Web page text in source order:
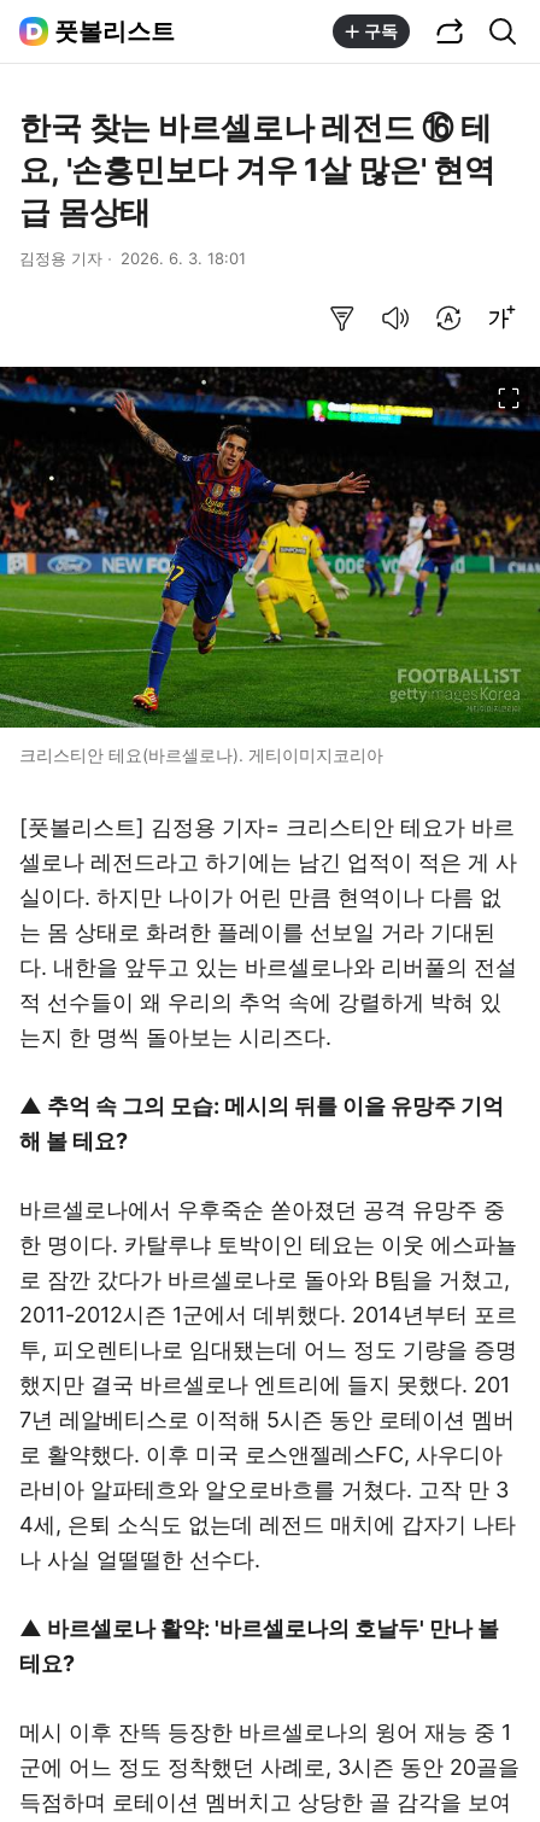
풋볼리스트 구독
한국 찾는 바르셀로나 레전드 ⑯ 테
요, '손흥민보다 겨우 1살 많은' 현역
급 몸상태
김정용 기자 2026. 6. 3. 18:01
크리스티안 테요(바르셀로나). 게티이미지코리아
[풋볼리스트] 김정용 기자= 크리스티안 테요가 바르
셀로나 레전드라고 하기에는 남긴 업적이 적은 게 사
실이다. 하지만 나이가 어린 만큼 현역이나 다름 없
는 몸 상태로 화려한 플레이를 선보일 거라 기대된
다. 내한을 앞두고 있는 바르셀로나와 리버풀의 전설
적 선수들이 왜 우리의 추억 속에 강렬하게 박혀 있
는지 한 명씩 돌아보는 시리즈다.
▲ 추억 속 그의 모습: 메시의 뒤를 이을 유망주 기억
해 볼 테요?
바르셀로나에서 우후죽순 쏟아졌던 공격 유망주 중
한 명이다. 카탈루냐 토박이인 테요는 이웃 에스파뇰
로 잠깐 갔다가 바르셀로나로 돌아와 B팀을 거쳤고,
2011-2012시즌 1군에서 데뷔했다. 2014년부터 포르
투, 피오렌티나로 임대됐는데 어느 정도 기량을 증명
했지만 결국 바르셀로나 엔트리에 들지 못했다. 201
7년 레알베티스로 이적해 5시즌 동안 로테이션 멤버
로 활약했다. 이후 미국 로스앤젤레스FC, 사우디아
라비아 알파테흐와 알오로바흐를 거쳤다. 고작 만 3
4세, 은퇴 소식도 없는데 레전드 매치에 갑자기 나타
나 사실 얼떨떨한 선수다.
▲ 바르셀로나 활약: '바르셀로나의 호날두' 만나 볼
테요?
메시 이후 잔뜩 등장한 바르셀로나의 윙어 재능 중 1
군에 어느 정도 정착했던 사례로, 3시즌 동안 20골을
득점하며 로테이션 멤버치고 상당한 골 감각을 보여